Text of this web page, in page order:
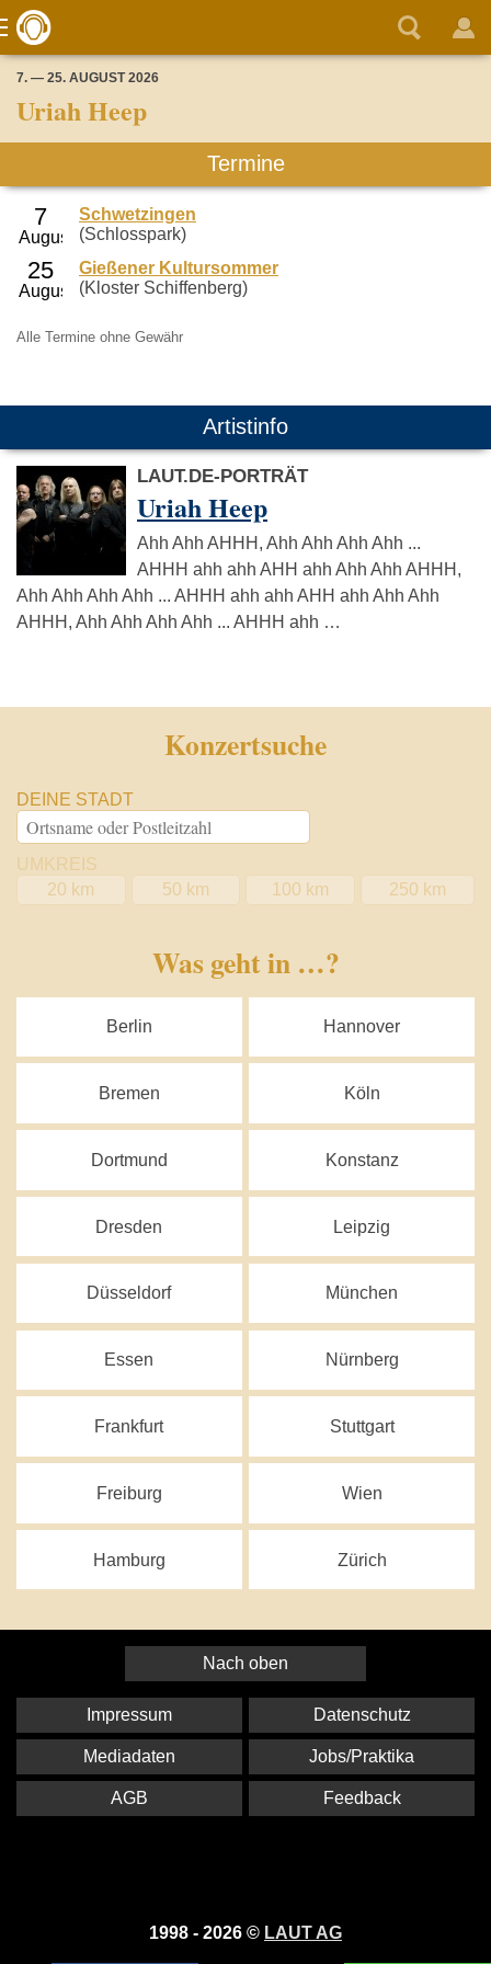
7. — 25. AUGUST 2026
Uriah Heep
Termine
Schwetzingen
(Schlosspark)
Gießener Kultursommer
(Kloster Schiffenberg)
Alle Termine ohne Gewähr
Artistinfo
LAUT.DE-PORTRÄT
Uriah Heep
Ahh Ahh AHHH, Ahh Ahh Ahh Ahh ...
AHHH ahh ahh AHH ahh Ahh Ahh AHHH,
Ahh Ahh Ahh Ahh ... AHHH ahh ahh AHH ahh Ahh Ahh
AHHH, Ahh Ahh Ahh Ahh ... AHHH ahh …
Konzertsuche
DEINE STADT
UMKREIS
20 km
50 km 100 km 250 km
Was geht in …?
Berlin
Bremen
Dortmund
Dresden
Düsseldorf
Essen
Frankfurt
Freiburg
Hamburg
Hannover
Köln
Konstanz
Leipzig
München
Nürnberg
Stuttgart
Wien
Zürich
Nach oben
1998 - 2026 © LAUT AG
Impressum Datenschutz
Mediadaten Jobs/Praktika
AGB Feedback